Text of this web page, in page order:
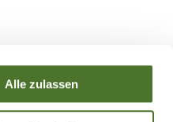
Alle zulassen